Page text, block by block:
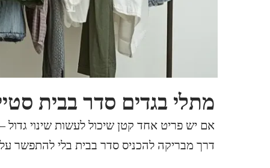
מתלי בגדים סדר בבית
אם יש פריט אחד קטן שיכול לעשות שינוי גדול
דרך מבריקה להכניס סדר בבית בלי להתפשר על